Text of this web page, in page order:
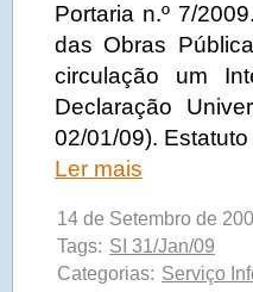
Portaria n.º 7/
das Obras
circulação um
Declaração
02/01/09).
Ler mais
14 de Setembro de
Tags: SI 31/Jan/09
Categorias: Serviço